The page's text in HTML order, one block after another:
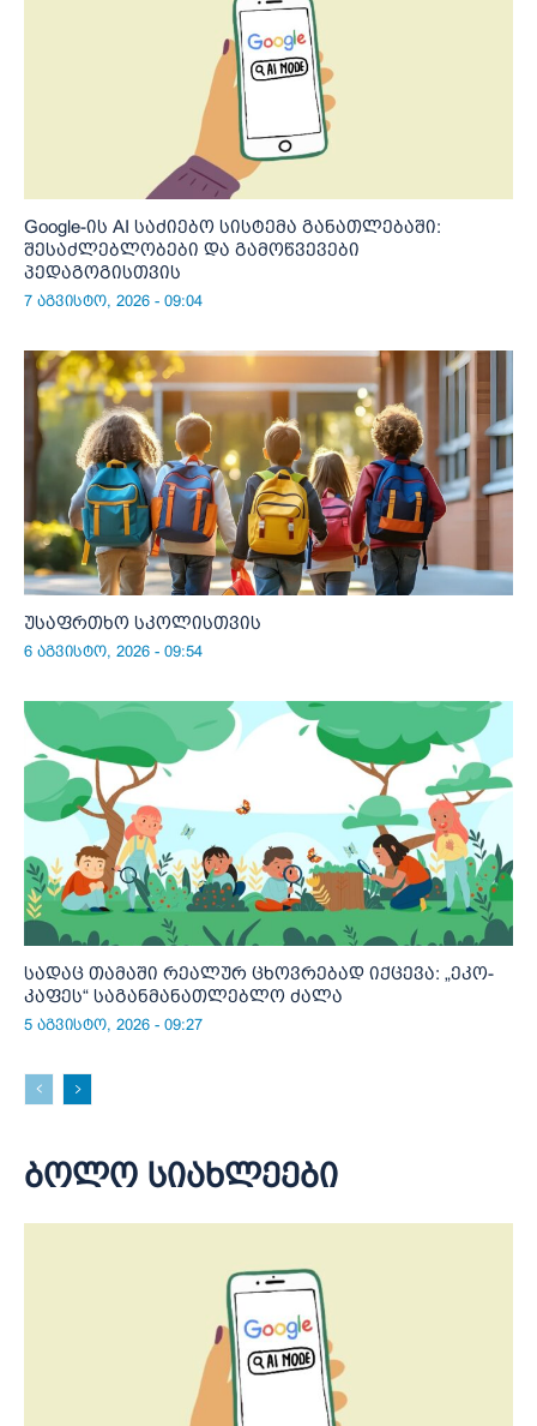
Google-ის AI საძიებო სისტემა განათლებაში:
შესაძლებლობები და გამოწვევები
პედაგოგისთვის
7 აგვისტო, 2026 - 09:04
უსაფრთხო სკოლისთვის
6 აგვისტო, 2026 - 09:54
სადაც თამაში რეალურ ცხოვრებად იქცევა: „ეკო-
კაფეს“ საგანმანათლებლო ძალა
5 აგვისტო, 2026 - 09:27
ბოლო სიახლეები